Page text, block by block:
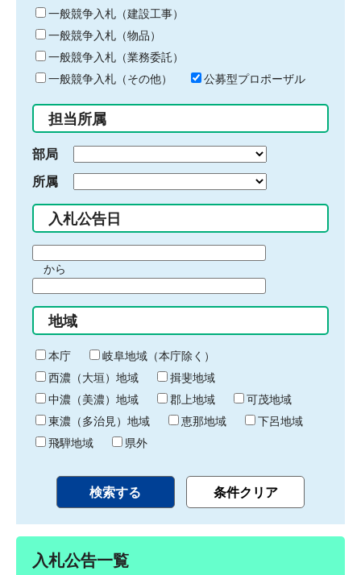
キ
ー
ワ
ー
ド
入
力
一般競争入札（建設工事）
一般競争入札（物品）
一般競争入札（業務委託）
一般競争入札（その他）
公募型プロポーザル
担当所属
部局
所属
入札公告日
間
始
り
から
間
終
わ
り
地域
本庁
岐阜地域（本庁除く）
西濃（大垣）地域
揖斐地域
中濃（美濃）地域
郡上地域
可茂地域
東濃（多治見）地域
恵那地域
下呂地域
飛騨地域
県外
入札公告一覧